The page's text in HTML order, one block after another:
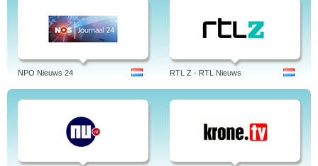
NPO Nieuws 24 RTL Z - RTL Nieuws